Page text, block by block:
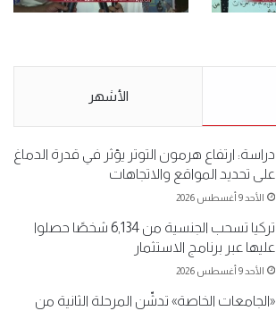
نبيع مخدرات يعني ولا خمر؟!.
الأشهر
دراسة: ارتفاع هرمون التوتر يؤثر في قدرة الدماغ
على تحديد المواقع والاتجاهات
الأحد 9 أغسطس 2026
تركيا تسحب الجنسية من 6,134 شخصًا حصلوا
عليها عبر برنامج الاستثمار
الأحد 9 أغسطس 2026
«الجامعات الخاصة» تدشّن المرحلة الثانية من